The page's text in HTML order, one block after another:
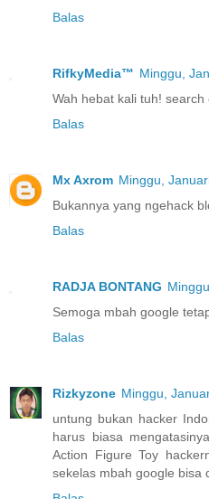
Balas
RifkyMedia™ Minggu,
Wah hebat kali tuh!
Balas
Mx Axrom Minggu,
Bukannya yang ngehack
Balas
RADJA BONTANG
Semoga mbah google
Balas
Rizkyzone Minggu,
untung bukan hacker
harus biasa
Action Figure Toy
sekelas mbah google bisa